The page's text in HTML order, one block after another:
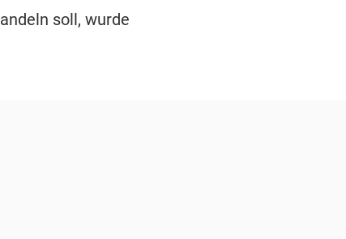
soll, wurde